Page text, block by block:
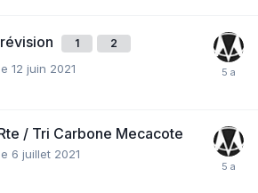
1 2
12 juin 2021
/ Tri Carbone Mecacote
6 juillet 2021